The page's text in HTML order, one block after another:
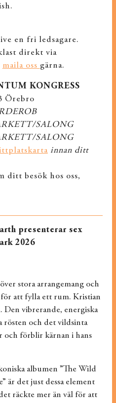
en fri ledsagare.
direkt via
maila oss gärna.
KONGRESS
Örebro
SALONG
SALONG
innan ditt
ditt besök hos oss,
presenterar sex
2026
stora arrangemang och
att fylla ett rum. Kristian
Den vibrerande, energiska
rösten och det vildsinta
och förblir kärnan i hans
albumen ”The Wild
är det just dessa element
räckte mer än väl för att